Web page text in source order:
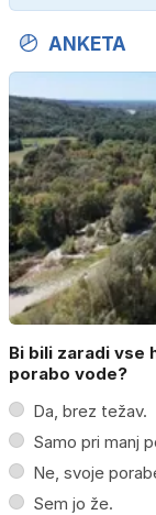
ANKETA
Bi bili zaradi vse
porabo vode?
Da, brez težav.
Samo pri manj
Ne, svoje
Sem jo že.